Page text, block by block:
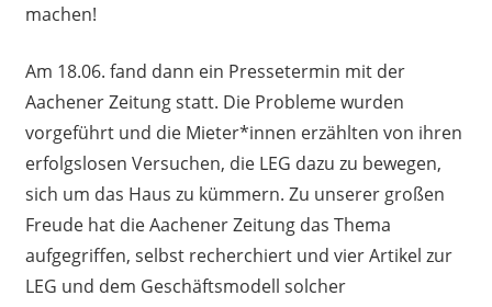
machen!
Am 18.06. fand dann ein Pressetermin mit der
Aachener Zeitung statt. Die Probleme wurden
vorgeführt und die Mieter*innen erzählten von ihren
erfolgslosen Versuchen, die LEG dazu zu bewegen,
sich um das Haus zu kümmern. Zu unserer großen
Freude hat die Aachener Zeitung das Thema
aufgegriffen, selbst recherchiert und vier Artikel zur
LEG und dem Geschäftsmodell solcher